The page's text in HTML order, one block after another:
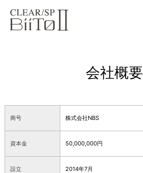
会社概要
商号 株式会社NBS
資本金 50,000,000円
設立 2014年7月